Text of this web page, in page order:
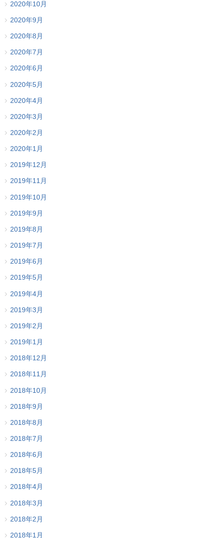
2020年10月
2020年9月
2020年8月
2020年7月
2020年6月
2020年5月
2020年4月
2020年3月
2020年2月
2020年1月
2019年12月
2019年11月
2019年10月
2019年9月
2019年8月
2019年7月
2019年6月
2019年5月
2019年4月
2019年3月
2019年2月
2019年1月
2018年12月
2018年11月
2018年10月
2018年9月
2018年8月
2018年7月
2018年6月
2018年5月
2018年4月
2018年3月
2018年2月
2018年1月